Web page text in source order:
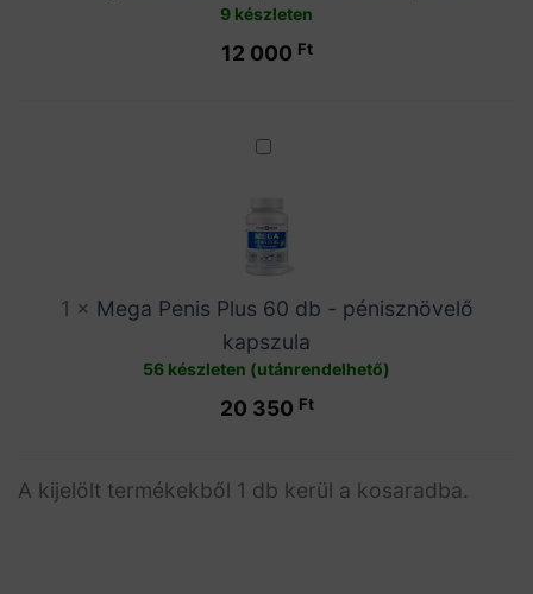
9 készleten
12 000 Ft
Mega
Plus
60
db
pénisznövelő
kapszula
1 × Mega Penis Plus 60 db - pénisznövelő
kapszula
56 készleten (utánrendelhető)
20 350 Ft
A kijelölt termékekből 1 db kerül a kosaradba.